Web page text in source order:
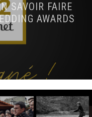
SAVOIR FAIRE
AWARDS